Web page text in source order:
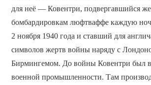
для неё — Ковентри, подвергавшийся
бомбардировкам люфтваффе каждую
2 ноября 1940 года и ставший для
символов жертв войны наряду с
Бирмингемом. До войны Ковентри был
военной промышленности. Там